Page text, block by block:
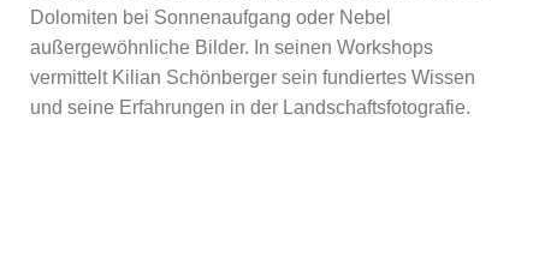
Dolomiten bei Sonnenaufgang oder Nebel
außergewöhnliche Bilder. In seinen Workshops
vermittelt Kilian Schönberger sein fundiertes Wissen
und seine Erfahrungen in der Landschaftsfotografie.